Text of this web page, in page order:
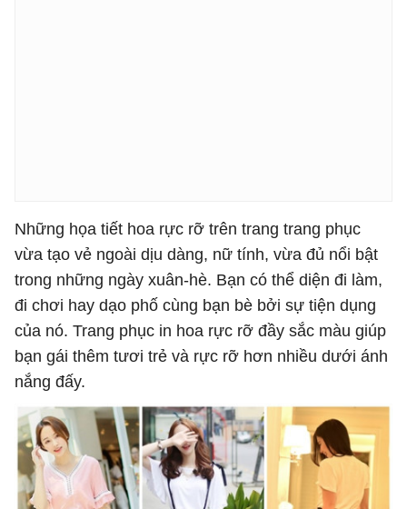
Những họa tiết hoa rực rỡ trên trang trang phục
vừa tạo vẻ ngoài dịu dàng, nữ tính, vừa đủ nổi bật
trong những ngày xuân-hè. Bạn có thể diện đi làm,
đi chơi hay dạo phố cùng bạn bè bởi sự tiện dụng
của nó. Trang phục in hoa rực rỡ đầy sắc màu giúp
bạn gái thêm tươi trẻ và rực rỡ hơn nhiều dưới ánh
nắng đấy.